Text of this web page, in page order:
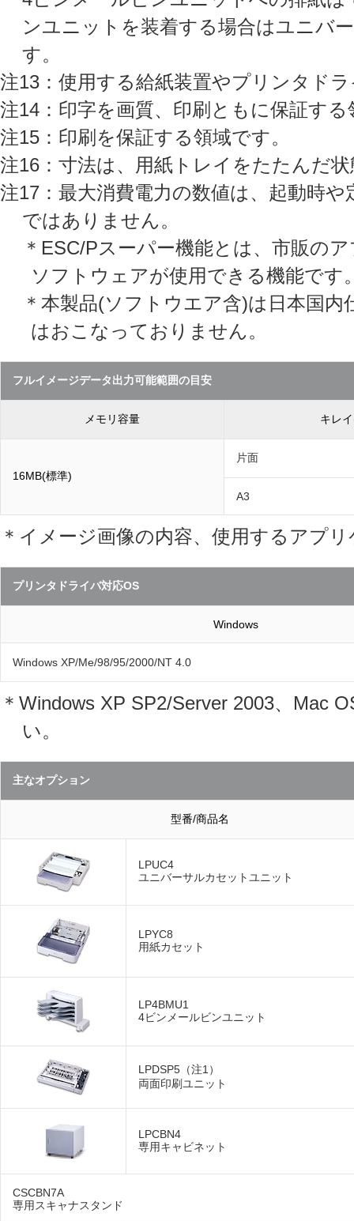
ンユニットを装着する場合はユニバ
す。
注13：使用する給紙装置やプリンタド
注14：印字を画質、印刷ともに保証する
注15：印刷を保証する領域です。
注16：寸法は、用紙トレイをたたんだ
注17：最大消費電力の数値は、起動時
ではありません。
＊ESC/Pスーパー機能とは、市販の
ソフトウェアが使用できる機能です
＊本製品(ソフトウエア含)は日本国
はおこなっておりません。
フルイメージデータ出力可能範囲の目安
メモリ容量 キレ
16MB(標準)
片面
A3
＊イメージ画像の内容、使用するアプ
プリンタドライバ対応OS
Windows
Windows XP/Me/98/95/2000/NT 4.0
＊Windows XP SP2/Server 2003、Mac
い。
主なオプション
型番/商品名
LPUC4
ユニバーサルカセットユニット
LPYC8
用紙カセット
LP4BMU1
4ビンメールビンユニット
LPDSP5（注1）
両面印刷ユニット
LPCBN4
専用キャビネット
CSCBN7A
専用スキャナスタンド